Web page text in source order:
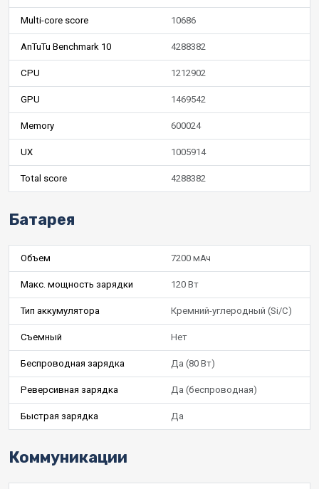
Multi-core score 10686
AnTuTu Benchmark 10 4288382
CPU 1212902
GPU 1469542
Memory 600024
UX 1005914
Total score 4288382
Батарея
Объем 7200 мАч
Макс. мощность зарядки 120 Вт
Тип аккумулятора Кремний-углеродный (Si/C)
Съемный Нет
Беспроводная зарядка Да (80 Вт)
Реверсивная зарядка Да (беспроводная)
Быстрая зарядка Да
Коммуникации